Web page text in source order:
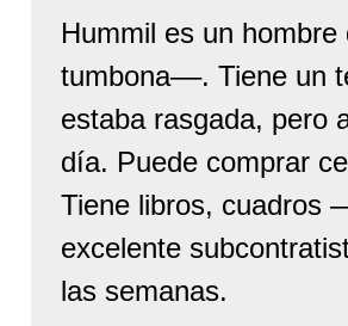
Hummil es un
tumbona––. Tiene un
estaba rasgada, pero
día. Puede comprar
Tiene libros, cuadros
excelente
las semanas.